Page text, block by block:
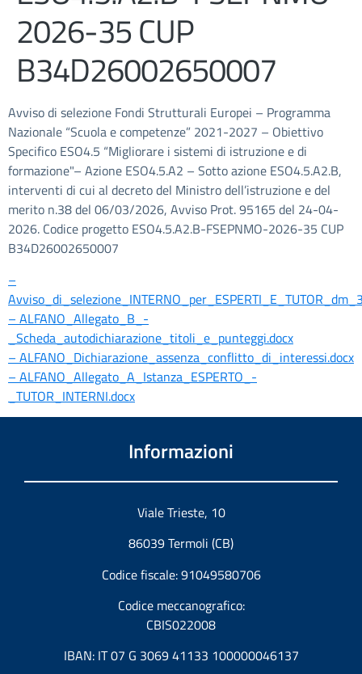
2026-35 CUP
B34D26002650007
Avviso di selezione Fondi Strutturali Europei – Programma
Nazionale “Scuola e competenze” 2021-2027 – Obiettivo
Specifico ESO4.5 “Migliorare i sistemi di istruzione e di
formazione"– Azione ESO4.5.A2 – Sotto azione ESO4.5.A2.B,
interventi di cui al decreto del Ministro dell’istruzione e del
merito n.38 del 06/03/2026, Avviso Prot. 95165 del 24-04-
2026. Codice progetto ESO4.5.A2.B-FSEPNMO-2026-35 CUP
B34D26002650007
–
– ALFANO_Allegato_B_-
_Scheda_autodichiarazione_titoli_e_punteggi.docx
– ALFANO_Dichiarazione_assenza_conflitto_di_interessi.docx
– ALFANO_Allegato_A_Istanza_ESPERTO_-
_TUTOR_INTERNI.docx
Informazioni
Viale Trieste, 10
86039 Termoli (CB)
Codice fiscale: 91049580706
Codice meccanografico:
CBIS022008
IBAN: IT 07 G 3069 41133 100000046137